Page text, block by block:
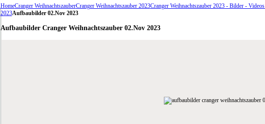
HomeCranger WeihnachtszauberCranger Weihnachtszauber 2023Cranger Weihnachtszauber 2023 - Bilder - Videos
2023Aufbaubilder 02.Nov 2023
Aufbaubilder Cranger Weihnachtszauber 02.Nov 2023